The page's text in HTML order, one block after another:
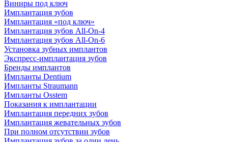
Виниры под ключ
Имплантация зубов
Имплантация «под ключ»
Имплантация зубов All-On-4
Имплантация зубов All-On-6
Установка зубных имплантов
Экспресс-имплантация зубов
Бренды имплантов
Импланты Dentium
Импланты Straumann
Импланты Osstem
Показания к имплантации
Имплантация передних зубов
Имплантация жевательных зубов
При полном отсутствии зубов